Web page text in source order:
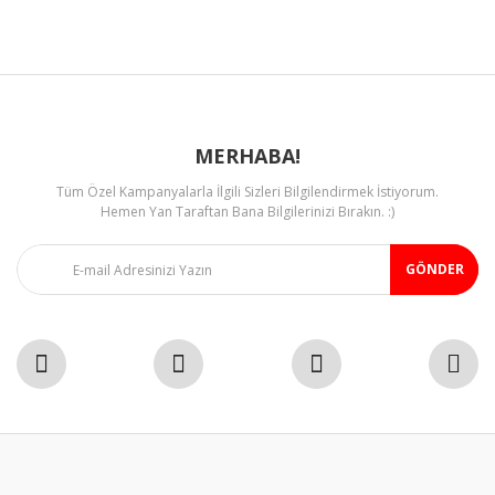
Gönder
MERHABA!
Tüm Özel Kampanyalarla İlgili Sizleri Bilgilendirmek İstiyorum.
Hemen Yan Taraftan Bana Bilgilerinizi Bırakın. :)
GÖNDER